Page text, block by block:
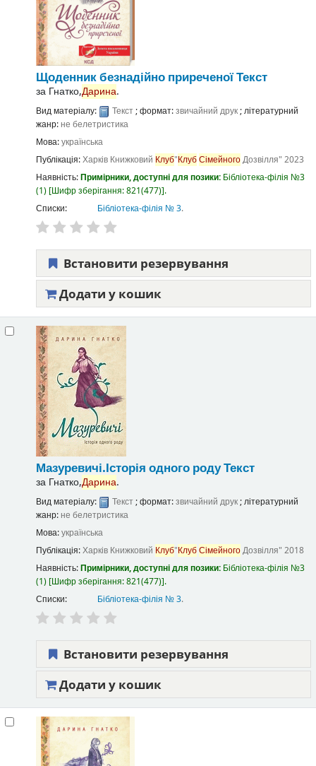
Щоденник безнадійно приреченоїТекст
за Гнатко,Дарина.
Вид матеріалу: Текст; формат:звичайний друк; літературний
жанр:не белетристика
Мова:українська
Публікація:Харків Книжковий Клуб"КлубСімейногоДозвілля" 2023
Наявність:Примірники, доступні для позики: Бібліотека-філія №3
(1) Шифр зберігання:821(477) .
Списки:
Бібліотека-філія № 3.
Встановити резервування
Додати у кошик
Мазуревичі.Історія одного родуТекст
за Гнатко,Дарина.
Вид матеріалу: Текст; формат:звичайний друк; літературний
жанр: не белетристика
Мова:українська
Публікація:Харків Книжковий Клуб"КлубСімейногоДозвілля" 2018
Наявність:Примірники, доступні для позики: Бібліотека-філія №3
(1) Шифр зберігання:821(477) .
Списки:
Бібліотека-філія № 3.
Встановити резервування
Додати у кошик